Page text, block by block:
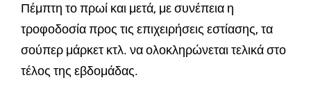
Πέμπτη το πρωί και μετά, με συνέπεια η
τροφοδοσία προς τις επιχειρήσεις εστίασης, τα
σούπερ μάρκετ κτλ. να ολοκληρώνεται τελικά στο
τέλος της εβδομάδας.